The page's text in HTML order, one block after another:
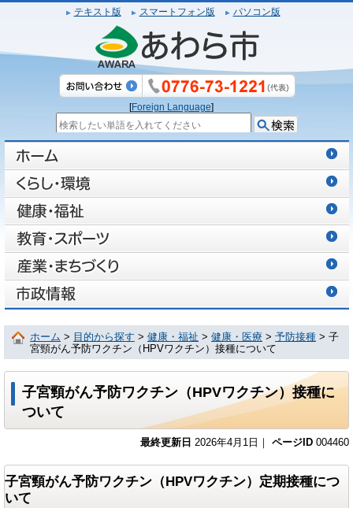
テキスト版 スマートフォン版 パソコン版
[Foreign Language]
ホーム > 目的から探す > 健康・福祉 > 健康・医療 > 予防接種 > 子
宮頸がん予防ワクチン（HPVワクチン）接種について
子宮頸がん予防ワクチン（HPVワクチン）接種に
ついて
最終更新日 2026年4月1日｜ ページID 004460
子宮頸がん予防ワクチン（HPVワクチン）定期接種につ
いて